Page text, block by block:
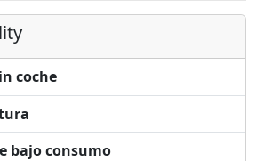
Washing machine
Garden view
Own entrance
coche
bajo consumo